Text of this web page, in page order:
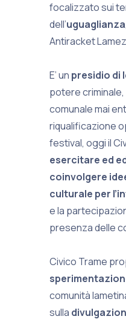
focalizzato sui
dell’uguaglianza
Antiracket
E’ un presidio di
potere criminale,
comunale mai
riqualificazione
festival, oggi il
esercitare ed
coinvolgere
culturale per
e la
presenza delle
Civico Trame
comunità
sulla